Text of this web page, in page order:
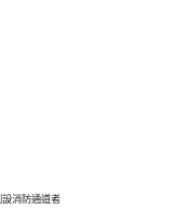
設消防通道者